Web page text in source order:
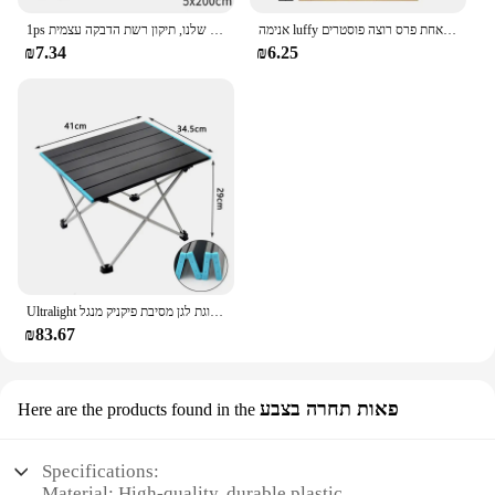
1ps קל ליישום עמיד למים סרט תיקון חלון-לשמור יתושים החוצה עם נגד חרק שלנו, תיקון רשת הדבקה עצמית
₪7.34
אנימה luffy הילוך 5 חתיכה אחת פרס רוצה פוסטרים nika אייס ילד עתיק סלון קיר קישוט מדבקות צעצועים מתנות
₪6.25
Ultralight נייד מתקפל קמפינג שולחן מתקפל חיצוני שולחן ארוחת ערב חוזק גבוהה אלומיניום סגסוגת לגן מסיבת פיקניק מנגל
₪83.67
Here are the products found in the פאות תחרה בצבע
Specifications: